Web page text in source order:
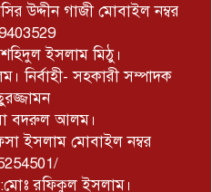
জেলা প্রেসক্লাব
জুলাই অভ্যূত্থান দিবস
আলোচনা সভা ও দোয়া
অনুষ্ঠিত
উদ্দীন গাজী মোবাইল নম্বর
ইসলাম মিঠু।
নির্বাহী- সহকারী সম্পাদক
বদরুল আলম।
ইসলাম মোবাইল নম্বর
:মোঃ রফিকুল ইসলাম।